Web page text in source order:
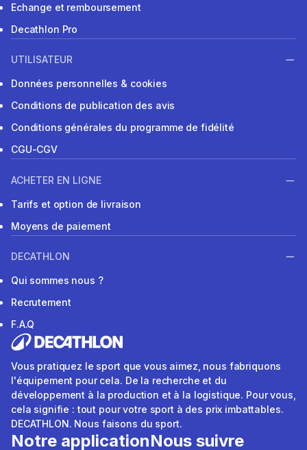
Echange et remboursement
Decathlon Pro
UTILISATEUR
Données personnelles & cookies
Conditions de publication des avis
Conditions générales du programme de fidélité
CGU-CGV
ACHETER EN LIGNE
Tarifs et option de livraison
Moyens de paiement
DECATHLON
Qui sommes nous ?
Recrutement
F.A.Q
Vous pratiquez le sport que vous aimez, nous fabriquons
l'équipement pour cela. De la recherche et du
développement à la production et à la logistique. Pour vous,
cela signifie : tout pour votre sport à des prix imbattables.
DECATHLON. Nous faisons du sport.
Notre applicationNous suivre